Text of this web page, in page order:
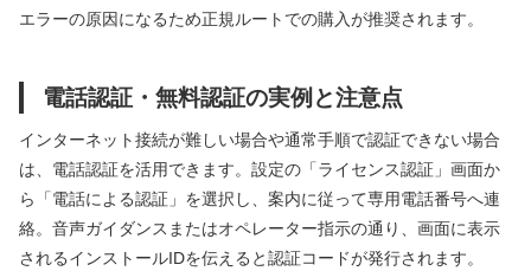
エラーの原因になるため正規ルートでの購入が推奨されます。
電話認証・無料認証の実例と注意点
インターネット接続が難しい場合や通常手順で認証できない場合
は、電話認証を活用できます。設定の「ライセンス認証」画面か
ら「電話による認証」を選択し、案内に従って専用電話番号へ連
絡。音声ガイダンスまたはオペレーター指示の通り、画面に表示
されるインストールIDを伝えると認証コードが発行されます。